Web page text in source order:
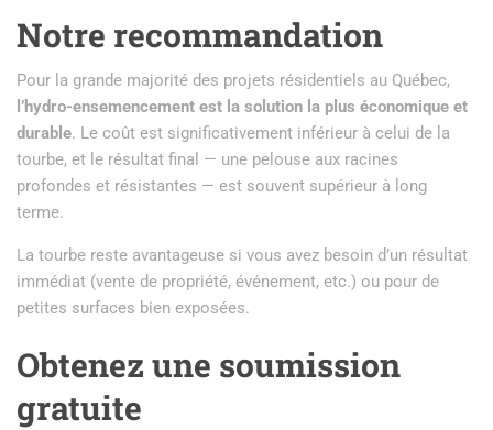
Notre recommandation
Pour la grande majorité des projets résidentiels au Québec,
l’hydro-ensemencement est la solution la plus économique et
durable. Le coût est significativement inférieur à celui de la
tourbe, et le résultat final — une pelouse aux racines
profondes et résistantes — est souvent supérieur à long
terme.
La tourbe reste avantageuse si vous avez besoin d’un résultat
immédiat (vente de propriété, événement, etc.) ou pour de
petites surfaces bien exposées.
Obtenez une soumission
gratuite